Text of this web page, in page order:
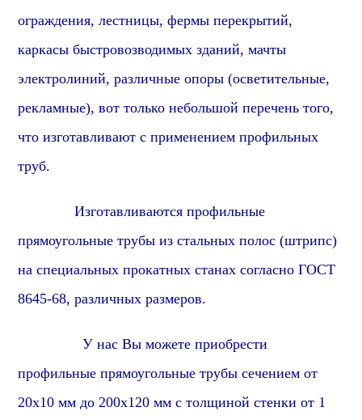
ограждения, лестницы, фермы перекрытий,
каркасы быстровозводимых зданий, мачты
электролиний, различные опоры (осветительные,
рекламные), вот только небольшой перечень того,
что изготавливают с применением профильных
труб.
Изготавливаются профильные
прямоугольные трубы из стальных полос (штрипс)
на специальных прокатных станах согласно ГОСТ
8645-68, различных размеров.
У нас Вы можете приобрести
профильные прямоугольные трубы сечением от
20х10 мм до 200х120 мм с толщиной стенки от 1